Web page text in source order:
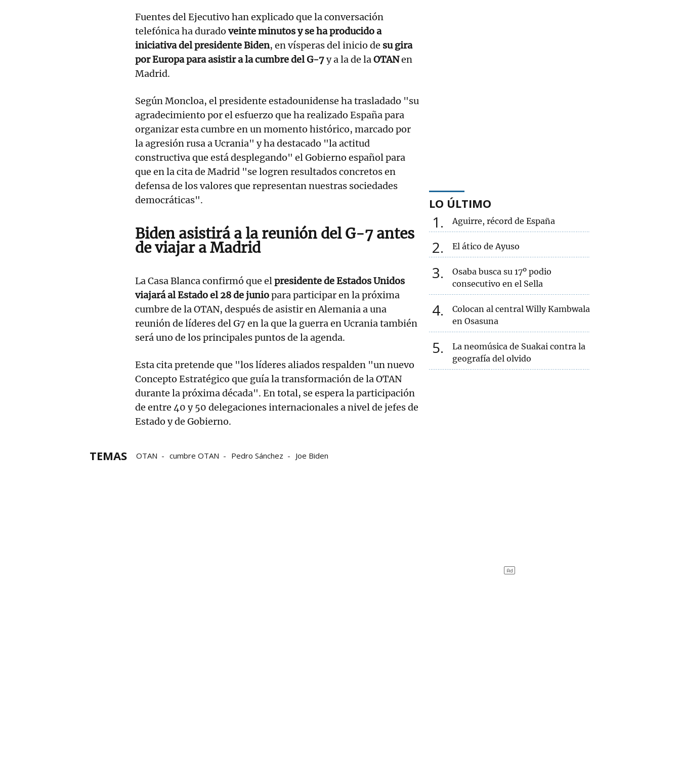
Fuentes del Ejecutivo han explicado que la conversación
telefónica ha durado veinte minutos y se ha producido a
iniciativa del presidente Biden, en vísperas del inicio de su gira
por Europa para asistir a la cumbre del G-7y a la de laOTANen
Madrid.
Según Moncloa, el presidente estadounidense ha trasladado "su
agradecimiento por el esfuerzo que ha realizado España para
organizar esta cumbre en un momento histórico, marcado por
la agresión rusa a Ucrania" y ha destacado "la actitud
constructiva que está desplegando" el Gobierno español para
que en la cita de Madrid "se logren resultados concretos en
defensa de los valores que representan nuestras sociedades
democráticas".
Biden asistirá a la reunión del G-7 antes
de viajar a Madrid
La Casa Blanca confirmó que elpresidente de Estados Unidos
viajará al Estado el 28 de juniopara participar en la próxima
cumbre de la OTAN, después de asistir en Alemania a una
reunión de líderes del G7 en la que la guerra en Ucrania también
será uno de los principales puntos de la agenda.
Esta cita pretende que "los líderes aliados respalden "un nuevo
Concepto Estratégico que guía la transformación de la OTAN
durante la próxima década". En total, se espera la participación
de entre 40 y 50 delegaciones internacionales a nivel de jefes de
Estado y de Gobierno.
TEMAS OTAN cumbre OTAN Pedro Sánchez Joe Biden
LO ÚLTIMO
1 Aguirre, récord de España
2 El ático de Ayuso
3
Osaba busca su 17º podio
consecutivo en el Sella
4
Colocan al central Willy Kambwala
en Osasuna
5
La neomúsica de Suakai contra la
geografía del olvido